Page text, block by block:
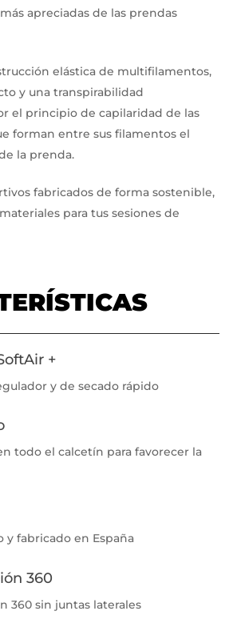
apreciadas de las prendas
elástica de multifilamentos,
y una transpirabilidad
el principio de capilaridad de las
forman entre sus filamentos el
la prenda.
fabricados de forma sostenible,
para tus sesiones de
+
y de secado rápido
todo el calcetín para favorecer la
y fabricado en España
360
360 sin juntas laterales